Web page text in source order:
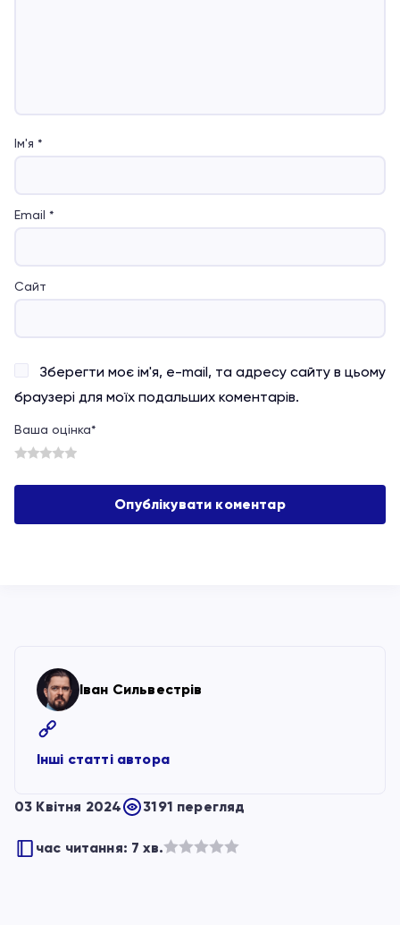
Ім'я *
Email *
Сайт
Зберегти моє ім'я, e-mail, та адресу сайту в цьому
браузері для моїх подальших коментарів.
Ваша оцінка*
4
3
2
1
Іван Сильвестрів
Інші статті автора
03 Квітня 2024 3191 перегляд
час читання: 7 хв.